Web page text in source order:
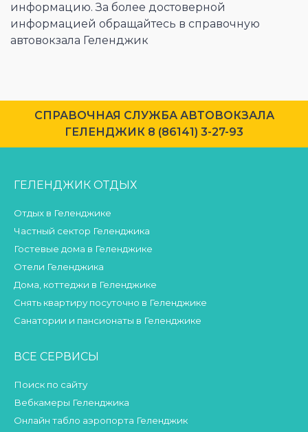
информацию. За более достоверной
информацией обращайтесь в справочную
автовокзала Геленджик
CПРАВОЧНАЯ СЛУЖБА АВТОВОКЗАЛА
ГЕЛЕНДЖИК 8 (86141) 3-27-93
ГЕЛЕНДЖИК ОТДЫХ
Отдых в Геленджике
Частный сектор Геленджика
Гостевые дома в Геленджике
Отели Геленджика
Дома, коттеджи в Геленджике
Снять квартиру посуточно в Геленджике
Санатории и пансионаты в Геленджике
ВСЕ СЕРВИСЫ
Поиск по сайту
Вебкамеры Геленджика
Онлайн табло аэропорта Геленджик